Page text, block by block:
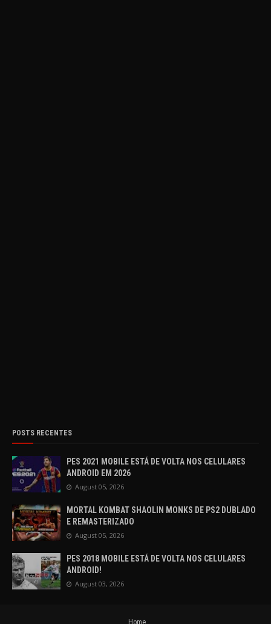
POSTS RECENTES
PES 2021 MOBILE ESTÁ DE VOLTA NOS CELULARES
ANDROID EM 2026
August 05, 2026
MORTAL KOMBAT SHAOLIN MONKS DE PS2 DUBLADO
E REMASTERIZADO
August 05, 2026
PES 2018 MOBILE ESTÁ DE VOLTA NOS CELULARES
ANDROID!
August 03, 2026
Home